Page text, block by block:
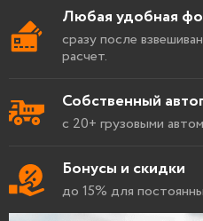
Любая удобная
сразу после
расчет.
Собственный
с 20+ грузовыми
Бонусы и скидки
до 15% для